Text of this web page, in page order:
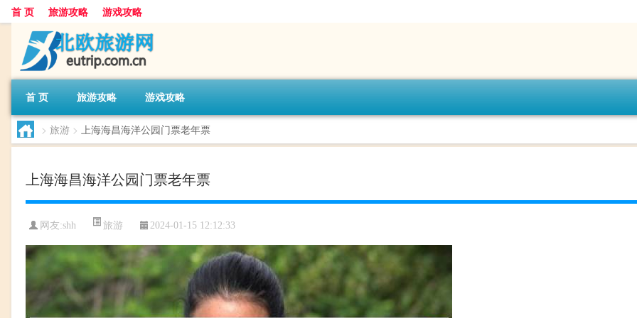
首 页 旅游攻略 游戏攻略
首 页 旅游攻略 游戏攻略
> 旅游 > 上海海昌海洋公园门票老年票
上海海昌海洋公园门票老年票
网友:shh 旅游 2024-01-15 12:12:33